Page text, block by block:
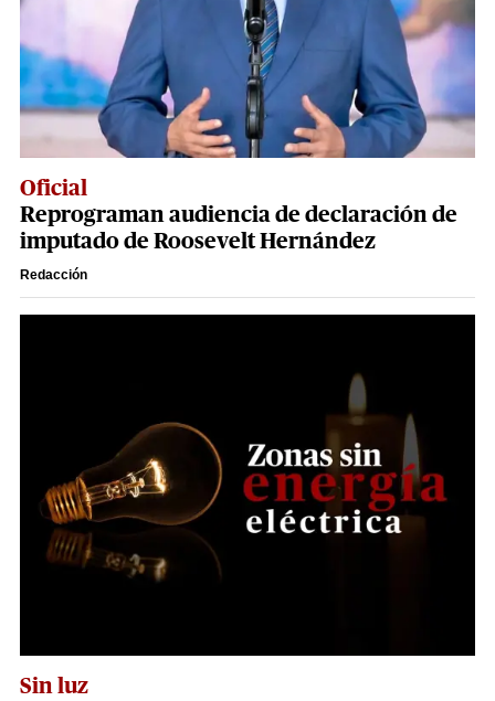
Oficial
Reprograman audiencia de declaración de
imputado de Roosevelt Hernández
Redacción
Sin luz